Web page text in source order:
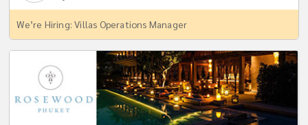
We’re Hiring: Villas Operations Manager